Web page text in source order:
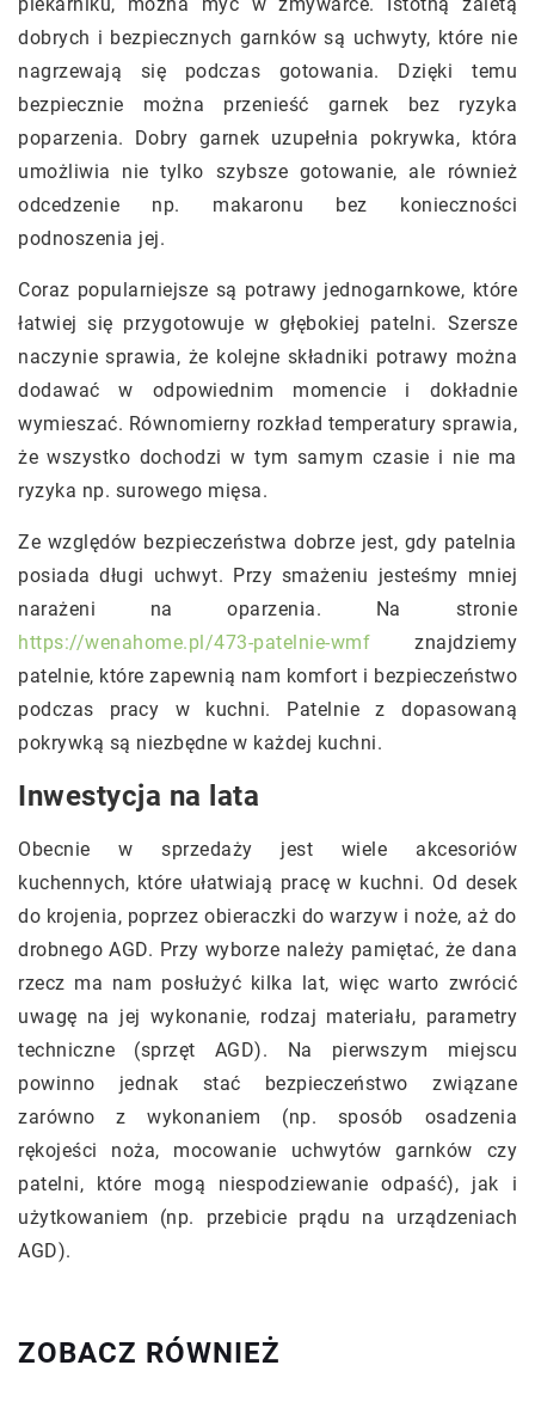
dobrych i bezpiecznych garnków są uchwyty, które nie
nagrzewają się podczas gotowania. Dzięki temu
bezpiecznie można przenieść garnek bez ryzyka
poparzenia. Dobry garnek uzupełnia pokrywka, która
umożliwia nie tylko szybsze gotowanie, ale również
odcedzenie np. makaronu bez konieczności
podnoszenia jej.
Coraz popularniejsze są potrawy jednogarnkowe, które
łatwiej się przygotowuje w głębokiej patelni. Szersze
naczynie sprawia, że kolejne składniki potrawy można
dodawać w odpowiednim momencie i dokładnie
wymieszać. Równomierny rozkład temperatury sprawia,
że wszystko dochodzi w tym samym czasie i nie ma
ryzyka np. surowego mięsa.
Ze względów bezpieczeństwa dobrze jest, gdy patelnia
posiada długi uchwyt. Przy smażeniu jesteśmy mniej
narażeni na oparzenia. Na stronie
https://wenahome.pl/473-patelnie-wmf znajdziemy
patelnie, które zapewnią nam komfort i bezpieczeństwo
podczas pracy w kuchni. Patelnie z dopasowaną
pokrywką są niezbędne w każdej kuchni.
Inwestycja na lata
Obecnie w sprzedaży jest wiele akcesoriów
kuchennych, które ułatwiają pracę w kuchni. Od desek
do krojenia, poprzez obieraczki do warzyw i noże, aż do
drobnego AGD. Przy wyborze należy pamiętać, że dana
rzecz ma nam posłużyć kilka lat, więc warto zwrócić
uwagę na jej wykonanie, rodzaj materiału, parametry
techniczne (sprzęt AGD). Na pierwszym miejscu
powinno jednak stać bezpieczeństwo związane
zarówno z wykonaniem (np. sposób osadzenia
rękojeści noża, mocowanie uchwytów garnków czy
patelni, które mogą niespodziewanie odpaść), jak i
użytkowaniem (np. przebicie prądu na urządzeniach
AGD).
ZOBACZ RÓWNIEŻ